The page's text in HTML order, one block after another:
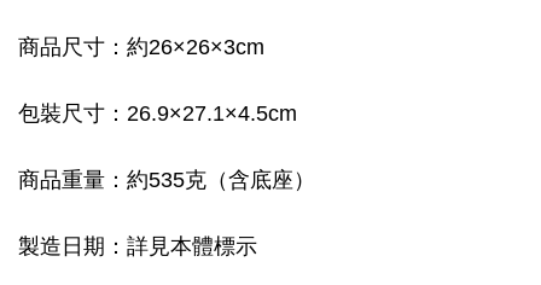
商品尺寸：約26×26×3cm
包裝尺寸：26.9×27.1×4.5cm
商品重量：約535克（含底座）
製造日期：詳見本體標示